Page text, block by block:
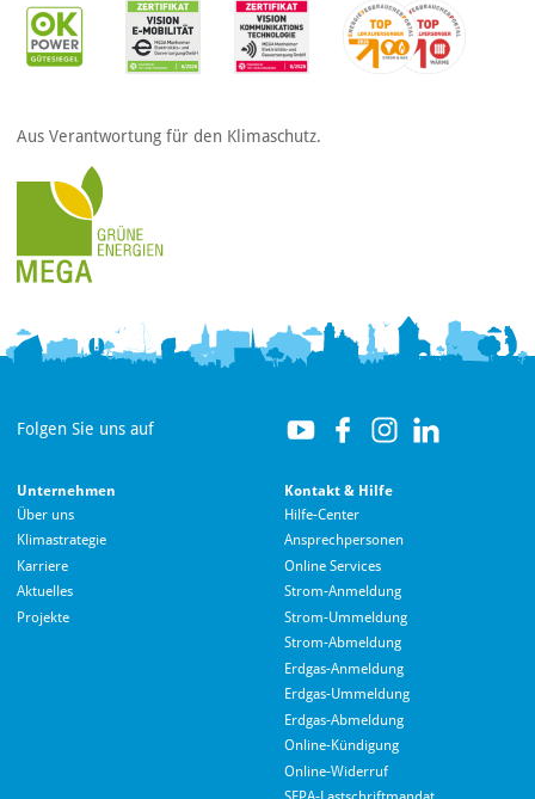
Aus Verantwortung für den Klimaschutz.
Folgen Sie uns auf
Unternehmen
Über uns
Klimastrategie
Karriere
Aktuelles
Projekte
Kontakt & Hilfe
Hilfe-Center
Ansprechpersonen
Online Services
Strom-Anmeldung
Strom-Ummeldung
Strom-Abmeldung
Erdgas-Anmeldung
Erdgas-Ummeldung
Erdgas-Abmeldung
Online-Kündigung
Online-Widerruf